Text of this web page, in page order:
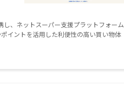
、ネットスーパー支援プラットフォーム
イントを活用した利便性の高い買い物体